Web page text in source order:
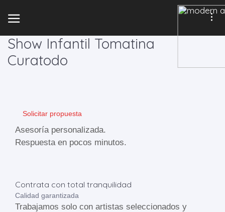
Show Infantil Tomatina
Curatodo
Solicitar propuesta
Asesoría personalizada.
Respuesta en pocos minutos.
Contrata con total tranquilidad
Calidad garantizada
Trabajamos solo con artistas seleccionados y